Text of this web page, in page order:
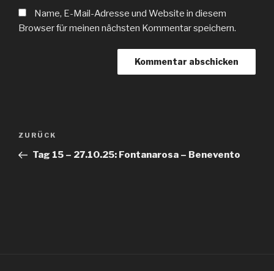
Name, E-Mail-Adresse und Website in diesem
Browser für meinen nächsten Kommentar speichern.
Beitragsnavigation
Vorheriger
Beitrag
ZURÜCK
Tag 15 – 27.10.25: Fontanarosa – Benevento